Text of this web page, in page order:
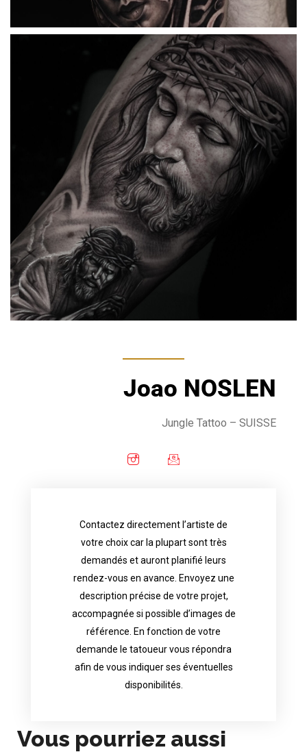
Joao NOSLEN
Jungle Tattoo – SUISSE
Contactez directement l’artiste de
votre choix car la plupart sont très
demandés et auront planifié leurs
rendez-vous en avance. Envoyez une
description précise de votre projet,
accompagnée si possible d’images de
référence. En fonction de votre
demande le tatoueur vous répondra
afin de vous indiquer ses éventuelles
disponibilités.
Contact directly the artist of your
choice because most are in great
appointments in advance. Send an
accurate description of your project, if
possible attached with reference
images. Depending your request, the
tattoo artist will answer to tell you his
Vous pourriez aussi